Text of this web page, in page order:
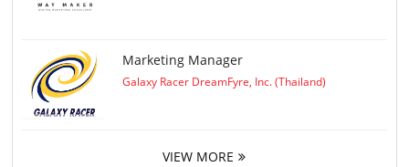
Marketing Manager
Galaxy Racer DreamFyre, Inc. (Thailand)
VIEW MORE